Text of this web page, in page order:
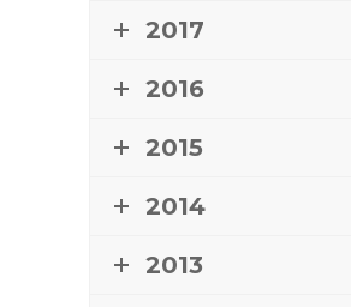
2017
2016
2015
2014
2013